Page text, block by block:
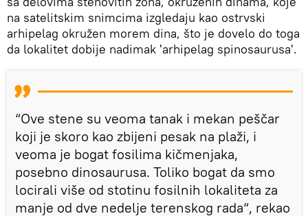
na satelitskim snimcima izgledaju kao ostrvski
arhipelag okružen morem dina, što je dovelo do toga
da lokalitet dobije nadimak 'arhipelag spinosaurusa'.
“Ove stene su veoma tanak i mekan peščar
koji je skoro kao zbijeni pesak na plaži, i
veoma je bogat fosilima kičmenjaka,
posebno dinosaurusa. Toliko bogat da smo
locirali više od stotinu fosilnih lokaliteta za
manje od dve nedelje terenskog rada“, rekao